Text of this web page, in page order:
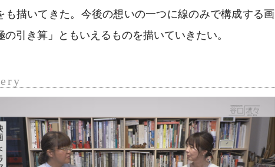
も描いてきた。今後の想いの一つに線のみで構成する画
の引き算」ともいえるものを描いていきたい。